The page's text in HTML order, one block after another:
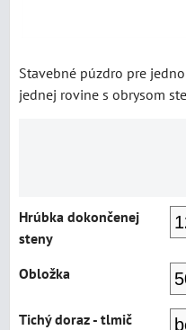
Stavebné púzdro pre
jednej rovine s obrysom
Hrúbka dokončenej
steny
Obložka
Tichý doraz - tlmič